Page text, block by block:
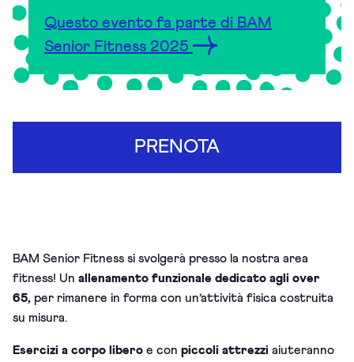
BAM Senior Fitness si svolgerà presso la nostra area
fitness! Un allenamento funzionale dedicato agli over
65, per rimanere in forma con un’attività fisica costruita
su misura.
Esercizi a corpo libero e con piccoli attrezzi aiuteranno
Questo evento fa parte di BAM
Senior Fitness 2025
PRENOTA